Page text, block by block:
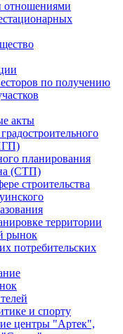
отношениями
по получению
акты
планирования
(СТП)
строительства
территории
рынок
потребительских
и спорту
центры "Артек",